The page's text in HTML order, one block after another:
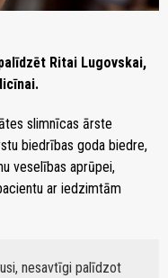
Ritai Lugovskai,
slimnīcas ārste
biedrības goda biedre,
veselības aprūpei,
ar iedzimtām
nesavtīgi palīdzot